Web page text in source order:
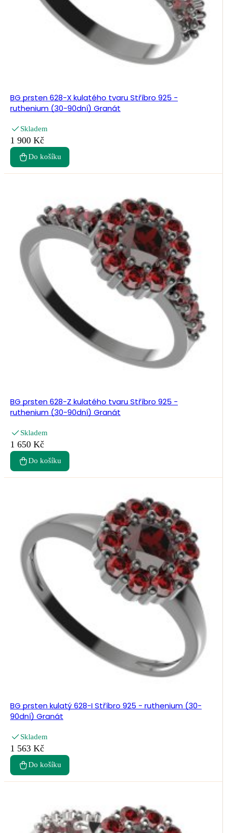
BG prsten 628-X kulatého tvaru Stříbro 925 -
ruthenium (30-90dní) Granát
Skladem
1 900 Kč
Do košíku
BG prsten 628-Z kulatého tvaru Stříbro 925 -
ruthenium (30-90dní) Granát
Skladem
1 650 Kč
Do košíku
BG prsten kulatý 628-I Stříbro 925 - ruthenium (30-
90dní) Granát
Skladem
1 563 Kč
Do košíku